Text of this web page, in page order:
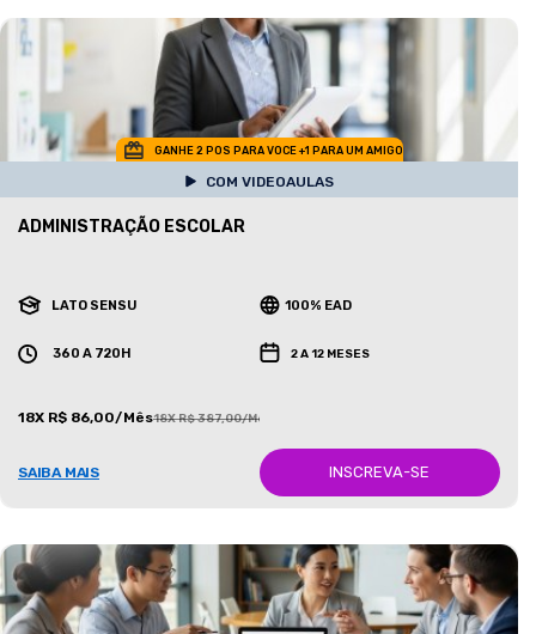
GANHE 2 POS PARA VOCE +1 PARA UM AMIGO
COM VIDEOAULAS
ADMINISTRAÇÃO ESCOLAR
LATO SENSU 100% EAD
360 A 720H 2 A 12 MESES
18X R$ 86,00/Mês18X R$ 387,00/Mês
SAIBA MAIS INSCREVA-SE